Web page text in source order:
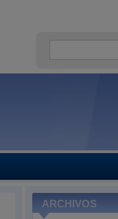
ARCHIVOS